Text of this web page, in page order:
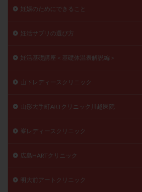
妊娠のためにできること
妊活サプリの選び方
妊活基礎講座＜基礎体温表解説編＞
山下レディースクリニック
山形大手町ARTクリニック川越医院
峯レディースクリニック
広島HARTクリニック
明大前アートクリニック